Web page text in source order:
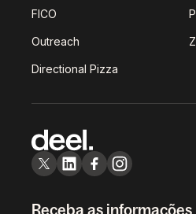
FICO
Outreach
Directional Pizza
Receba as